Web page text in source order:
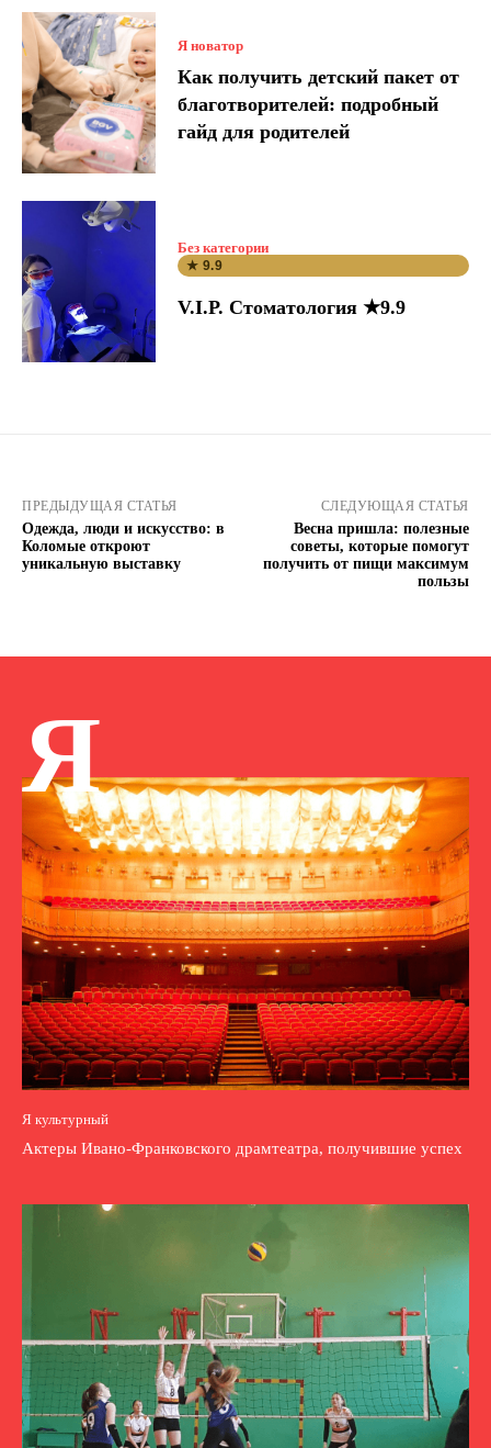
Я новатор
Как получить детский пакет от
благотворителей: подробный
гайд для родителей
Без категории
★ 9.9
V.I.P. Стоматология ★9.9
ПРЕДЫДУЩАЯ СТАТЬЯ
Одежда, люди и искусство: в
Коломые откроют
уникальную выставку
СЛЕДУЮЩАЯ СТАТЬЯ
Весна пришла: полезные
советы, которые помогут
получить от пищи максимум
пользы
Я
Я культурный
Актеры Ивано-Франковского драмтеатра, получившие успех